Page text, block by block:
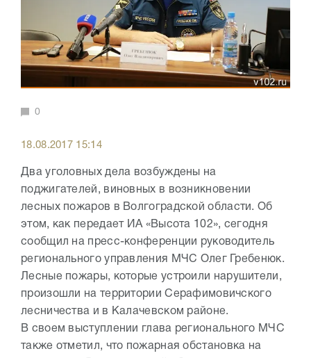
0
18.08.2017 15:14
Два уголовных дела возбуждены на
поджигателей, виновных в возникновении
лесных пожаров в Волгоградской области. Об
этом, как передает ИА «Высота 102», сегодня
сообщил на пресс-конференции руководитель
регионального управления МЧС Олег Гребенюк.
Лесные пожары, которые устроили нарушители,
произошли на территории Серафимовичского
лесничества и в Калачевском районе.
В своем выступлении глава регионального МЧС
также отметил, что пожарная обстановка на